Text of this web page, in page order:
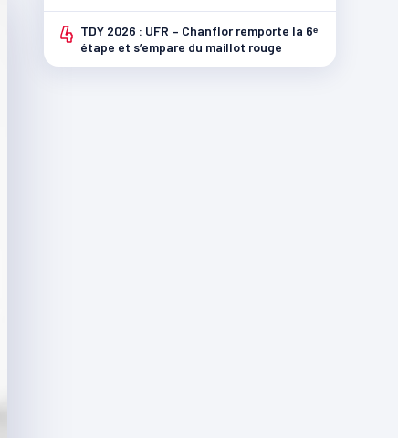
4 TDY 2026 : UFR – Chanflor remporte la 6ᵉ
étape et s’empare du maillot rouge